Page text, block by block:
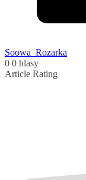
Soowa_Rozarka
0 0 hlasy
Article Rating